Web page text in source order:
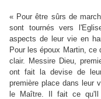
« Pour être sûrs de
sont tournés vers
aspects de leur vie en
Pour les époux Martin,
clair. Messire Dieu,
ont fait la devise de
première place dans leur
le Maître. Il fait ce qu'Il